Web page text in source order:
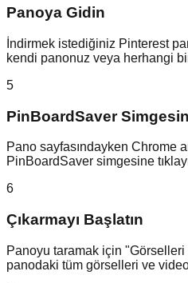
Panoya Gidin
İndirmek istediğiniz Pinterest
kendi panonuz veya herhangi
5
PinBoardSaver
Pano sayfasındayken Chrome
PinBoardSaver simgesine
6
Çıkarmayı Başlatın
Panoyu taramak için "Görselleri
panodaki tüm görselleri ve